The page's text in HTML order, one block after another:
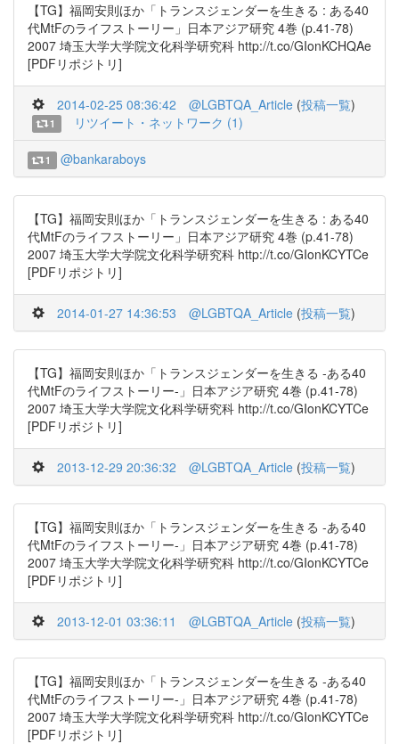
【TG】福岡安則ほか「トランスジェンダーを生きる : ある40
代MtFのライフストーリー」日本アジア研究 4巻 (p.41-78)
2007 埼玉大学大学院文化科学研究科 http://t.co/GIonKCHQAe
[PDFリポジトリ]
2014-02-25 08:36:42 @LGBTQA_Article (投稿一覧)
1 リツイート・ネットワーク (1)
1 @bankaraboys
【TG】福岡安則ほか「トランスジェンダーを生きる : ある40
代MtFのライフストーリー」日本アジア研究 4巻 (p.41-78)
2007 埼玉大学大学院文化科学研究科 http://t.co/GIonKCYTCe
[PDFリポジトリ]
2014-01-27 14:36:53 @LGBTQA_Article (投稿一覧)
【TG】福岡安則ほか「トランスジェンダーを生きる -ある40
代MtFのライフストーリー-」日本アジア研究 4巻 (p.41-78)
2007 埼玉大学大学院文化科学研究科 http://t.co/GIonKCYTCe
[PDFリポジトリ]
2013-12-29 20:36:32 @LGBTQA_Article (投稿一覧)
【TG】福岡安則ほか「トランスジェンダーを生きる -ある40
代MtFのライフストーリー-」日本アジア研究 4巻 (p.41-78)
2007 埼玉大学大学院文化科学研究科 http://t.co/GIonKCYTCe
[PDFリポジトリ]
2013-12-01 03:36:11 @LGBTQA_Article (投稿一覧)
【TG】福岡安則ほか「トランスジェンダーを生きる -ある40
代MtFのライフストーリー-」日本アジア研究 4巻 (p.41-78)
2007 埼玉大学大学院文化科学研究科 http://t.co/GIonKCYTCe
[PDFリポジトリ]